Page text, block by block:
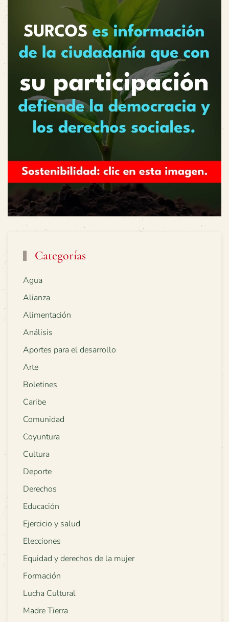
Categorías
Agua
Alianza
Alimentación
Análisis
Aportes para el desarrollo
Arte
Boletines
Caribe
Comunidad
Coyuntura
Cultura
Deporte
Derechos
Educación
Ejercicio y salud
Elecciones
Equidad y derechos de la mujer
Formación
Lucha Cultural
Madre Tierra